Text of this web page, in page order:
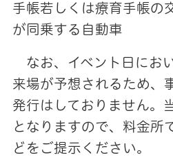
手帳若しくは療育手帳の
が同乗する自動車
なお、イベント日にお
来場が予想されるため、
発行はしておりません。
となりますので、料金所
どをご提示ください。